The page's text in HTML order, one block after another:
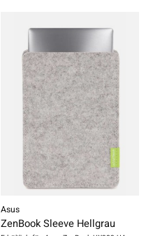
Asus
ZenBook Sleeve Hellgrau